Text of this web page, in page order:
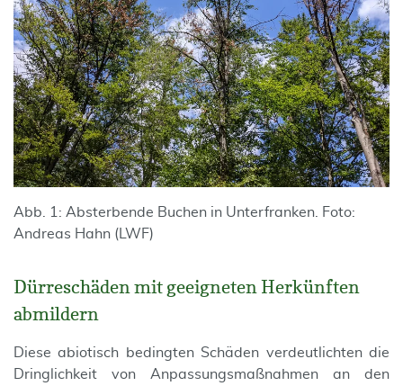
Abb. 1: Absterbende Buchen in Unterfranken. Foto:
Andreas Hahn (LWF)
Dürreschäden mit geeigneten Herkünften
abmildern
Diese abiotisch bedingten Schäden verdeutlichten die
Dringlichkeit von Anpassungsmaßnahmen an den